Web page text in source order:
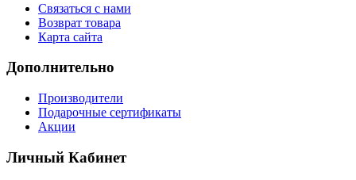
Связаться с нами
Возврат товара
Карта сайта
Дополнительно
Производители
Подарочные сертификаты
Акции
Личный Кабинет